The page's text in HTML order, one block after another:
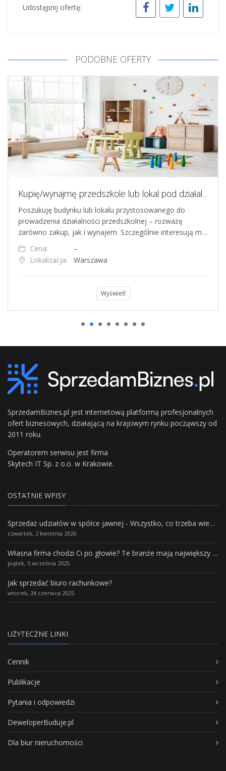
Udostępnij ofertę:
PODOBNE OFERTY
Kupię/wynajmę przedszkole lub lokal pod działalność przedszkolną, Warszawa i okolice
Poszukuję budynku lub lokalu przystosowanego do
prowadzenia działalności przedszkolnej – rozważę
zarówno zakup, jak i wynajem. Szczególnie interesują m…
Cena:
–
Lokalizacja:
Warszawa
Wyświetl
SprzedamBiznes.pl jest internetową platformą profesjonalnych
ofert biznesowych, działającą na krajowym rynku począwszy od
2011 roku.
Operatorem serwisu jest firma
Skytech IT Sp. z o.o. w Krakowie.
OSTATNIE WPISY
Sprzedaż udziałów w spółce jawnej - Wszystko, co trzeba wiedzieć.
czwartek, 2 kwietnia 2026
Własna firma chodzi Ci po głowie? Te branże mają największy potencjał rozwoju
piątek, 5 września 2025
Jak sprzedać biuro rachunkowe?
wtorek, 24 czerwca 2025
UŻYTECZNE LINKI
Cennik
Publikacje
Pytania i odpowiedzi
DeweloperBuduje.pl
Dla biur nieruchomości